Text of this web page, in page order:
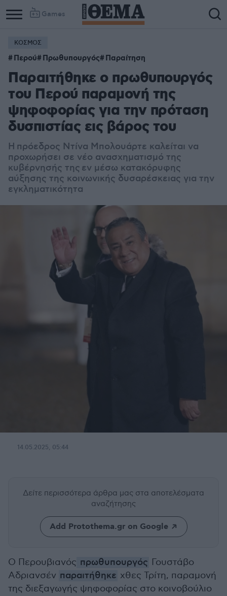
Games
ΚΟΣΜΟΣ
Περού Πρωθυπουργός Παραίτηση
Παραιτήθηκε ο πρωθυπουργός
του Περού παραμονή της
ψηφοφορίας για την πρόταση
δυσπιστίας εις βάρος του
Η πρόεδρος Ντίνα Μπολουάρτε καλείται να
προχωρήσει σε νέο ανασχηματισμό της
κυβέρνησής της εν μέσω κατακόρυφης
αύξησης της κοινωνικής δυσαρέσκειας για την
εγκληματικότητα
14.05.2025, 05:44
Δείτε περισσότερα άρθρα μας στα αποτελέσματα
αναζήτησης
Add Protothema.gr on Google
Ο Περουβιανός πρωθυπουργός Γουστάβο
Αδριανσέν παραιτήθηκε χθες Τρίτη, παραμονή
της διεξαγωγής ψηφοφορίας στο κοινοβούλιο